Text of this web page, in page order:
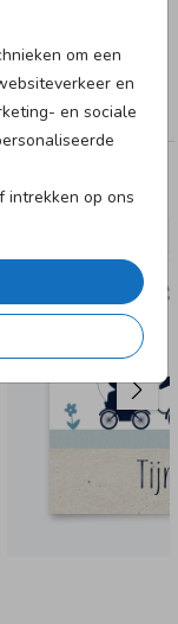
om een
en
en sociale
intrekken op ons
leuk